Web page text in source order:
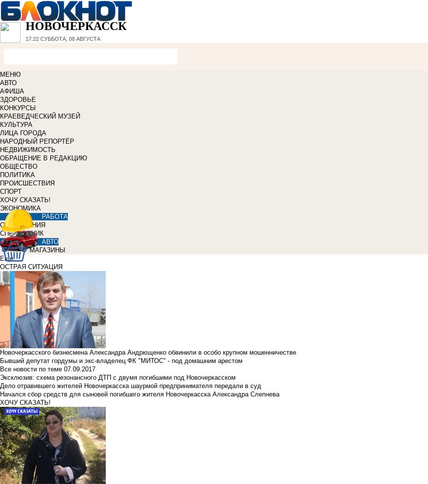
НОВОЧЕРКАССК
17:22 СУББОТА, 08 АВГУСТА
МЕНЮ
АВТО
АФИША
ЗДОРОВЬЕ
КОНКУРСЫ
КРАЕВЕДЧЕСКИЙ МУЗЕЙ
КУЛЬТУРА
ЛИЦА ГОРОДА
НАРОДНЫЙ РЕПОРТЁР
НЕДВИЖИМОСТЬ
ОБРАЩЕНИЕ В РЕДАКЦИЮ
ОБЩЕСТВО
ПОЛИТИКА
ПРОИСШЕСТВИЯ
СПОРТ
ХОЧУ СКАЗАТЬ!
ЭКОНОМИКА
РАБОТА
ОБЪЯВЛЕНИЯ
СПРАВОЧНИК
АВТО
МАГАЗИНЫ
Еще
ОСТРАЯ СИТУАЦИЯ
Новочеркасского бизнесмена Александра Андрющенко обвинили в особо крупном мошенничестве
Бывший депутат гордумы и экс-владелец ФК "МИТОС" - под домашним арестом
Все новости по теме 07.09.2017
Эксклюзив: схема резонансного ДТП с двумя погибшими под Новочеркасском
Дело отравившего жителей Новочеркасска шаурмой предпринимателя передали в суд
Начался сбор средств для сыновей погибшего жителя Новочеркасска Александра Слепнева
ХОЧУ СКАЗАТЬ!